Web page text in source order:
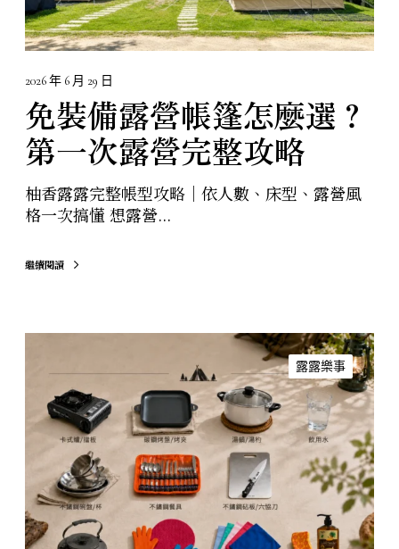
？
第
一
次
露
營
完
整
攻
略
2026 年 6 月 29 日
免裝備露營帳篷怎麼選？
第一次露營完整攻略
柚香露露完整帳型攻略｜依人數、床型、露營風
格一次搞懂 想露營...
繼續閱讀
營
｜
第
一
露露樂事